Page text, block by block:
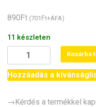
890Ft (701 Ft+ÁFA)
11 készleten
Optocsatoló
-
2-
mennyiség
Kosárba
Hozzáadás a
→Kérdés a termékkel